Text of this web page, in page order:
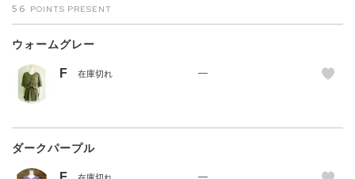
56
ウォームグレー
F 在庫切れ —
ダークパープル
在庫切れ —